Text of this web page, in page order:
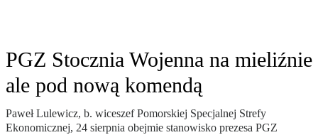
PGZ Stocznia Wojenna na mieliźnie
ale pod nową komendą
Paweł Lulewicz, b. wiceszef Pomorskiej Specjalnej Strefy
Ekonomicznej, 24 sierpnia obejmie stanowisko prezesa PGZ